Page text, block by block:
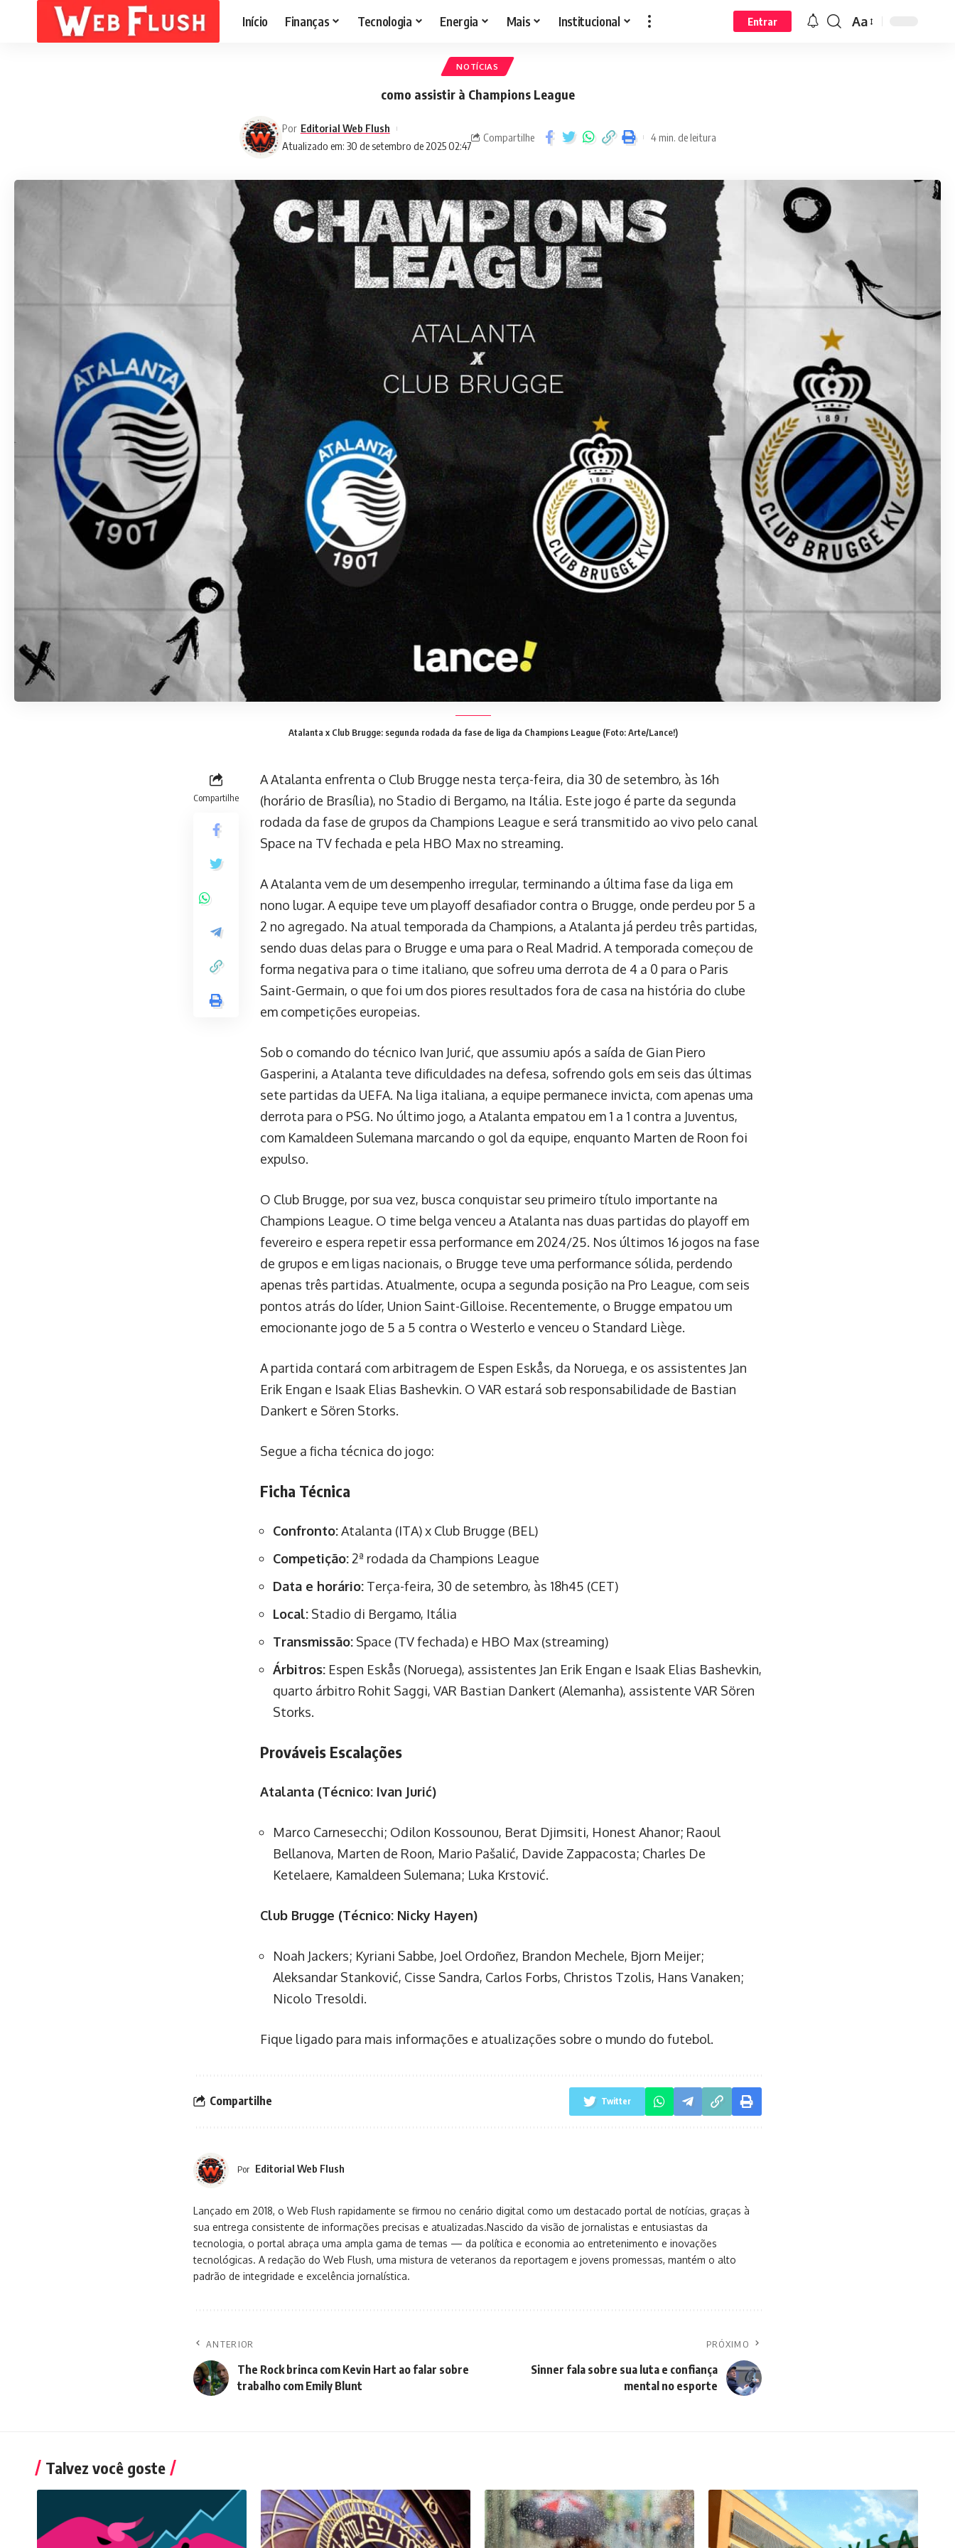
Início Finanças Tecnologia Energia Mais Institucional Entrar Aa
NOTÍCIAS
como assistir à Champions League
Atualizado em: 30 de setembro de 2025 02:47
Por Editorial Web Flush
Compartilhe 4 min. de leitura
Atalanta x Club Brugge: segunda rodada da fase de liga da Champions League (Foto: Arte/Lance!)
Compartilhe
A Atalanta enfrenta o Club Brugge nesta terça-feira, dia 30 de setembro, às 16h
(horário de Brasília), no Stadio di Bergamo, na Itália. Este jogo é parte da segunda
rodada da fase de grupos da Champions League e será transmitido ao vivo pelo canal
Space na TV fechada e pela HBO Max no streaming.
A Atalanta vem de um desempenho irregular, terminando a última fase da liga em
nono lugar. A equipe teve um playoff desafiador contra o Brugge, onde perdeu por 5 a
2 no agregado. Na atual temporada da Champions, a Atalanta já perdeu três partidas,
sendo duas delas para o Brugge e uma para o Real Madrid. A temporada começou de
forma negativa para o time italiano, que sofreu uma derrota de 4 a 0 para o Paris
Saint-Germain, o que foi um dos piores resultados fora de casa na história do clube
em competições europeias.
Sob o comando do técnico Ivan Jurić, que assumiu após a saída de Gian Piero
Gasperini, a Atalanta teve dificuldades na defesa, sofrendo gols em seis das últimas
sete partidas da UEFA. Na liga italiana, a equipe permanece invicta, com apenas uma
derrota para o PSG. No último jogo, a Atalanta empatou em 1 a 1 contra a Juventus,
com Kamaldeen Sulemana marcando o gol da equipe, enquanto Marten de Roon foi
expulso.
O Club Brugge, por sua vez, busca conquistar seu primeiro título importante na
Champions League. O time belga venceu a Atalanta nas duas partidas do playoff em
fevereiro e espera repetir essa performance em 2024/25. Nos últimos 16 jogos na fase
de grupos e em ligas nacionais, o Brugge teve uma performance sólida, perdendo
apenas três partidas. Atualmente, ocupa a segunda posição na Pro League, com seis
pontos atrás do líder, Union Saint-Gilloise. Recentemente, o Brugge empatou um
emocionante jogo de 5 a 5 contra o Westerlo e venceu o Standard Liège.
A partida contará com arbitragem de Espen Eskås, da Noruega, e os assistentes Jan
Erik Engan e Isaak Elias Bashevkin. O VAR estará sob responsabilidade de Bastian
Dankert e Sören Storks.
Segue a ficha técnica do jogo:
Ficha Técnica
Confronto:Atalanta (ITA) x Club Brugge (BEL)
Competição:2ª rodada da Champions League
Data e horário: Terça-feira, 30 de setembro, às 18h45 (CET)
Local: Stadio di Bergamo, Itália
Transmissão: Space (TV fechada) e HBO Max (streaming)
Árbitros: Espen Eskås (Noruega), assistentes Jan Erik Engan e Isaak Elias Bashevkin,
quarto árbitro Rohit Saggi, VAR Bastian Dankert (Alemanha), assistente VAR Sören
Storks.
Prováveis Escalações
Atalanta (Técnico: Ivan Jurić)
Marco Carnesecchi; Odilon Kossounou, Berat Djimsiti, Honest Ahanor; Raoul
Bellanova, Marten de Roon, Mario Pašalić, Davide Zappacosta; Charles De
Ketelaere, Kamaldeen Sulemana; Luka Krstović.
Club Brugge (Técnico: Nicky Hayen)
Noah Jackers; Kyriani Sabbe, Joel Ordoñez, Brandon Mechele, Bjorn Meijer;
Aleksandar Stanković, Cisse Sandra, Carlos Forbs, Christos Tzolis, Hans Vanaken;
Nicolo Tresoldi.
Fique ligado para mais informações e atualizações sobre o mundo do futebol.
Compartilhe Twitter
Por Editorial Web Flush
Lançado em 2018, o Web Flush rapidamente se firmou no cenário digital como um destacado portal de notícias, graças à
sua entrega consistente de informações precisas e atualizadas.Nascido da visão de jornalistas e entusiastas da
tecnologia, o portal abraça uma ampla gama de temas — da política e economia ao entretenimento e inovações
tecnológicas. A redação do Web Flush, uma mistura de veteranos da reportagem e jovens promessas, mantém o alto
padrão de integridade e excelência jornalística.
ANTERIOR
The Rock brinca com Kevin Hart ao falar sobre
trabalho com Emily Blunt
PRÓXIMO
Sinner fala sobre sua luta e confiança
mental no esporte
Talvez você goste